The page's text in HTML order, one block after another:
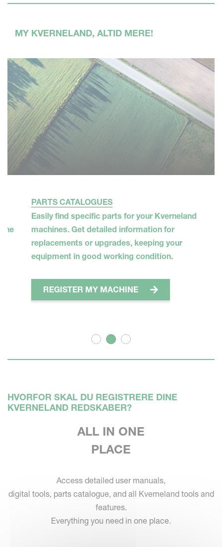
MY KVERNELAND, ALTID MERE!
PARTS CATALOGUES
Easily find specific parts for your Kverneland
machines. Get detailed information for
replacements or upgrades, keeping your
equipment in good working condition.
REGISTER MY MACHINE
HVORFOR SKAL DU REGISTRERE DINE
KVERNELAND REDSKABER?
ALL IN ONE
PLACE
Access detailed user manuals,
digital tools, parts catalogue, and all Kverneland tools and
features.
Everything you need in one place.